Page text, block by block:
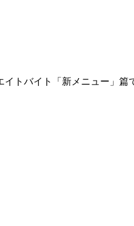
トバイト「新メニュー」篇